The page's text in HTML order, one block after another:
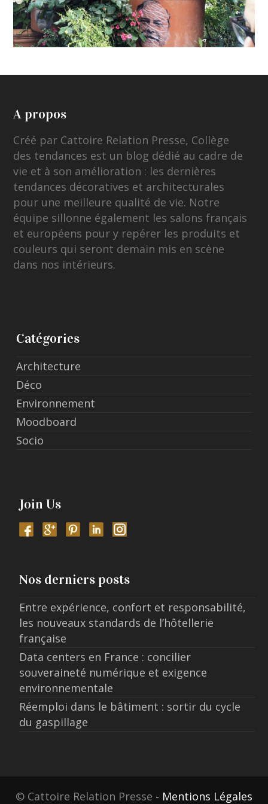
A propos
Créé par Cattoire Relation Presse, Collège
des tendances est un blog dédié au cadre de
vie et à son amélioration : les dernières
tendances décoratives et architecturales
pour une meilleure qualité de vie. Notre
équipe sillonne également les salons français
et européens pour y repérer les produits et
couleurs qui seront demain mis en scène
dans nos intérieurs.
Catégories
Architecture
Déco
Environnement
Moodboard
Socio
Join Us
Nos derniers posts
Entre expérience, confort et responsabilité,
les nouveaux standards de l’hôtellerie
française
Data centers en France : concilier
souveraineté numérique et exigence
environnementale
Réemploi dans le bâtiment : sortir du cycle
du gaspillage
© Cattoire Relation Presse - Mentions Légales